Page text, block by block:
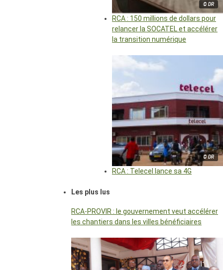
© DR
RCA : 150 millions de dollars pour
relancer la SOCATEL et accélérer
la transition numérique
© DR
RCA : Telecel lance sa 4G
Les plus lus
RCA-PROVIR : le gouvernement veut accélérer
les chantiers dans les villes bénéficiaires